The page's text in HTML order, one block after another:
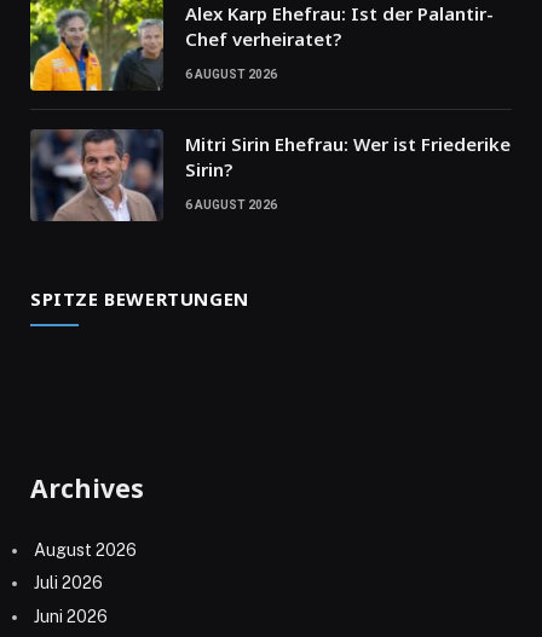
Alex Karp Ehefrau: Ist der Palantir-
Chef verheiratet?
6 AUGUST 2026
Mitri Sirin Ehefrau: Wer ist Friederike
Sirin?
6 AUGUST 2026
SPITZE BEWERTUNGEN
Archives
August 2026
Juli 2026
Juni 2026